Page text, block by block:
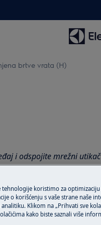
brtve vrata (H)
i odspojite mrežni
potrebno je da ih
tehnologije koristimo za
o korišćenju s vaše strane naše
analitiku. Klikom na „Prihvati sve
kako biste saznali više